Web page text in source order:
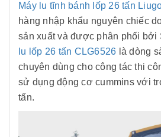
Máy lu tĩnh bánh lốp 26 tấn
hàng nhập khẩu nguyên chiếc
sản xuất và được phân phối bởi
lu lốp 26 tấn CLG6526 là dòng
chuyên dùng cho công tác thi
sử dụng động cơ cummins với
tấn.